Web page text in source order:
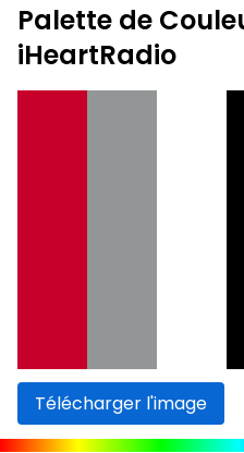
Palette de
iHeartRadio
Télécharger l'image